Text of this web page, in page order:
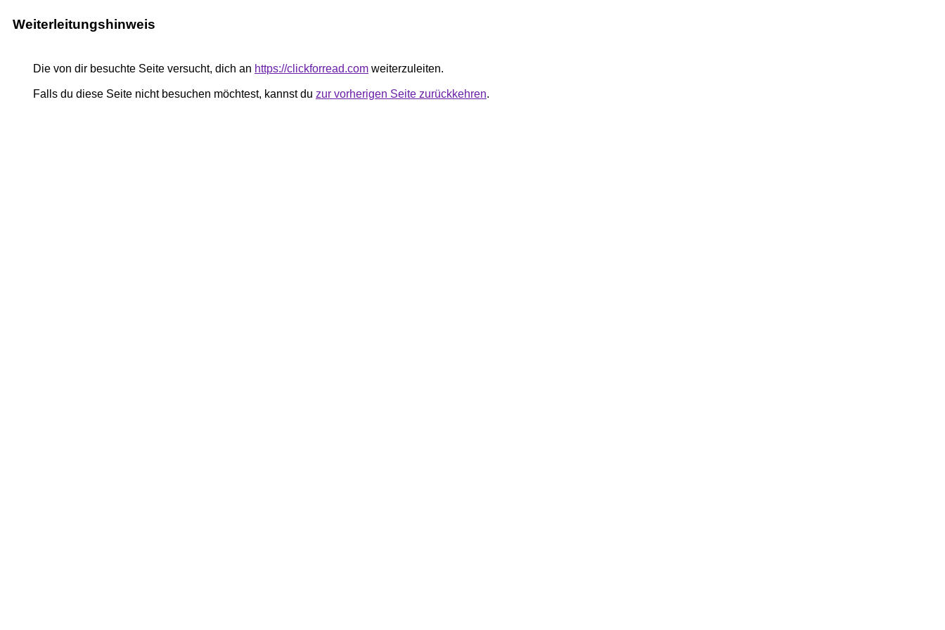
Weiterleitungshinweis
Die von dir besuchte Seite versucht, dich an https://clickforread.com weiterzuleiten.
Falls du diese Seite nicht besuchen möchtest, kannst du zur vorherigen Seite zurückkehren.